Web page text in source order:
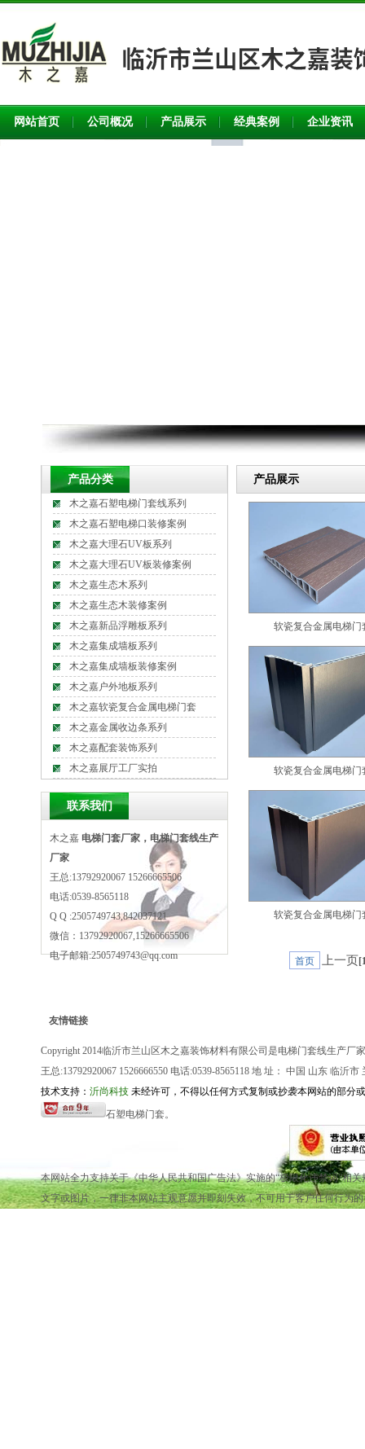
网站首页 公司概况 产品展示 经典案例 企业资讯
产品分类
木之嘉石塑电梯门套线系列
木之嘉石塑电梯口装修案例
木之嘉大理石UV板系列
木之嘉大理石UV板装修案例
木之嘉生态木系列
木之嘉生态木装修案例
木之嘉新品浮雕板系列
木之嘉集成墙板系列
木之嘉集成墙板装修案例
木之嘉户外地板系列
木之嘉软瓷复合金属电梯门套
木之嘉金属收边条系列
木之嘉配套装饰系列
木之嘉展厅工厂实拍
联系我们
木之嘉 电梯门套厂家，电梯门套线生产
厂家
王总:13792920067 15266665506
电话:0539-8565118
Q Q :2505749743,842037121
微信：13792920067,15266665506
电子邮箱:2505749743@qq.com
产品展示
软瓷复合金属电梯门
软瓷复合金属电梯门
软瓷复合金属电梯门
首页 上一页
友情链接
Copyright 2014临沂市兰山区木之嘉装饰材料有限公司是电梯门套线生产厂家
王总:13792920067 1526666550 电话:0539-8565118 地 址： 中国 山东 临沂
技术支持： 沂尚科技 未经许可，不得以任何方式复制或抄袭本网站的部分
石塑电梯门套。
本网站全力支持关于《中华人民共和国广告法》实施的“极限化违禁词”相
文字或图片，一律非本网站主观意愿并即刻失效，不可用于客户任何行为